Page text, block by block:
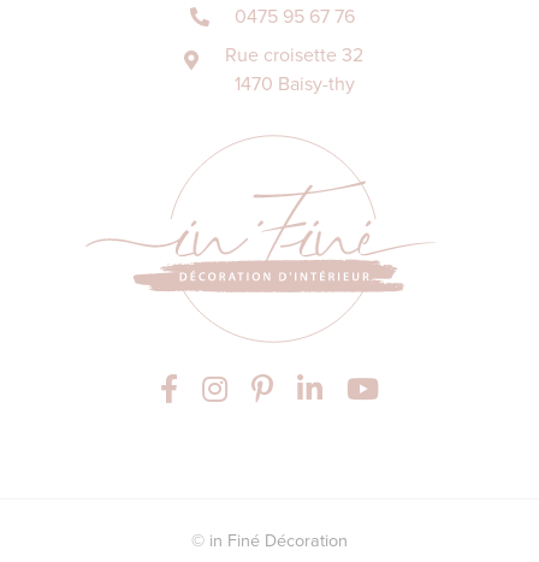
0475 95 67 76
Rue croisette 32
1470 Baisy-thy
© in Finé Décoration